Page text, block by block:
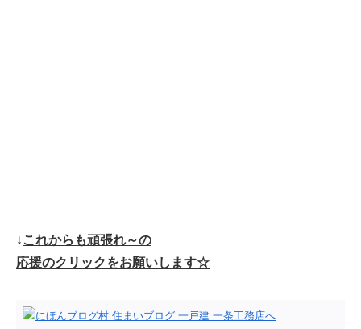
↓ これからも頑張れ～の
応援のクリックをお願いします☆